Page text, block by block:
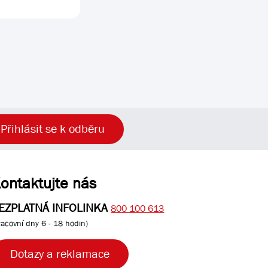
Přihlásit se k odběru
nás
INFOLINKA 800 100 613
dny 6 - 18 hodin)
Dotazy a reklamace